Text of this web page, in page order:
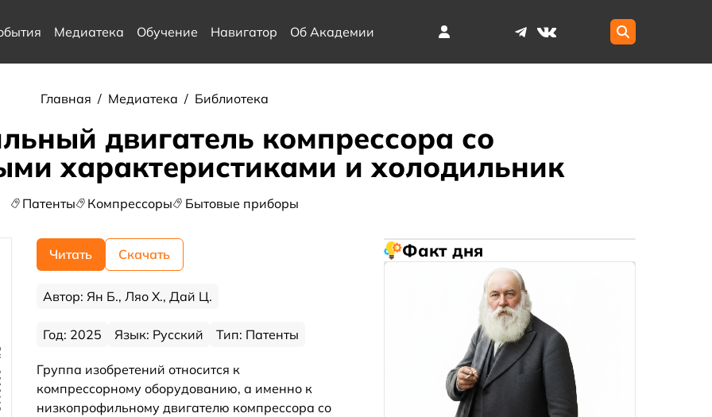
Медиатека Обучение Навигатор Об Академии
Главная / Медиатека / Библиотека
двигатель компрессора со
характеристиками и холодильник
Патенты Компрессоры Бытовые приборы
Читать Скачать
Автор: Ян Б., Ляо Х., Дай Ц.
Год: 2025 Язык: Русский Тип: Патенты
Группа изобретений относится к
компрессорному оборудованию, а именно к
низкопрофильному двигателю компрессора со
Факт дня